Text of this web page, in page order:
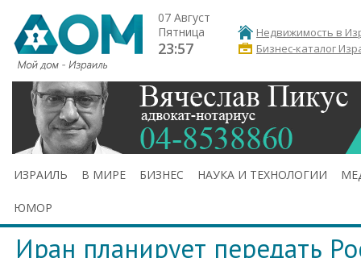
07 Август
Пятница
23:57
Недвижимость в
Бизнес-каталог
ИЗРАИЛЬ В МИРЕ БИЗНЕС НАУКА И ТЕХНОЛОГИИ
ЮМОР
Иран планирует передать